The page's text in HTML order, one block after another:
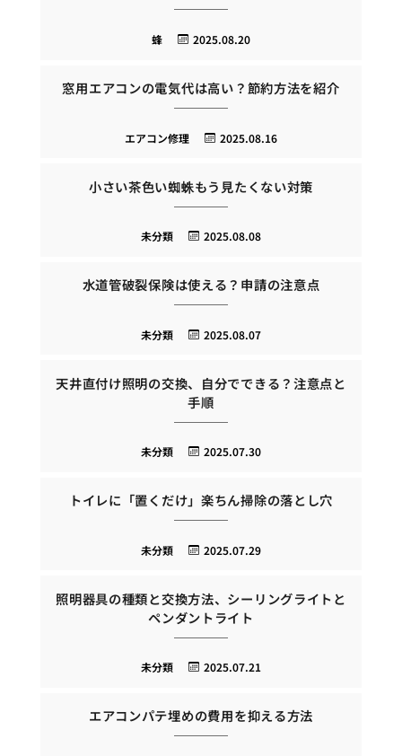
2025.08.20
蜂
窓用エアコンの電気代は高い？節約方法を紹介
2025.08.16
エアコン修理
小さい茶色い蜘蛛もう見たくない対策
2025.08.08
未分類
水道管破裂保険は使える？申請の注意点
2025.08.07
未分類
天井直付け照明の交換、自分でできる？注意点と
手順
2025.07.30
未分類
トイレに「置くだけ」楽ちん掃除の落とし穴
2025.07.29
未分類
照明器具の種類と交換方法、シーリングライトと
ペンダントライト
2025.07.21
未分類
エアコンパテ埋めの費用を抑える方法